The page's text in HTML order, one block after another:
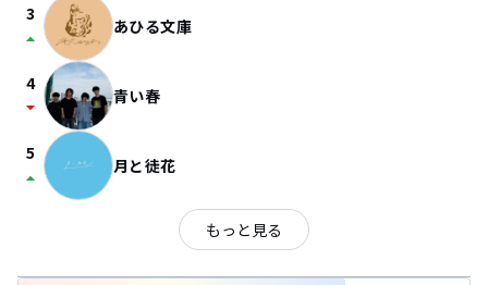
3
arrow_drop_up あひる文庫
4
arrow_drop_down 青い春
5
arrow_drop_up 月と徒花
もっと見る